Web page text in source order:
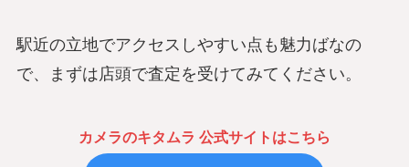
駅近の立地でアクセスしやすい点も魅力ばなの
で、まずは店頭で査定を受けてみてください。
カメラのキタムラ 公式サイトはこちら